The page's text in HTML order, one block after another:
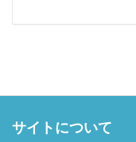
サイトについて